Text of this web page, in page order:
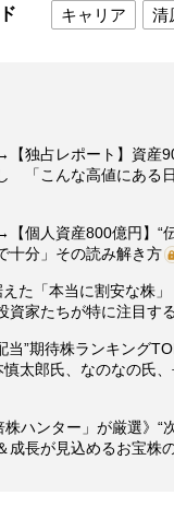
キャリア 清
独占レポート】資産
「こんな高値にある
個人資産800億円】“
十分」その読み解き方
えた「本当に割安な株
資家たちが特に注目す
当”期待株ランキング
慎太郎氏、なのなの氏
株ハンター」が厳選》
成長が見込めるお宝株